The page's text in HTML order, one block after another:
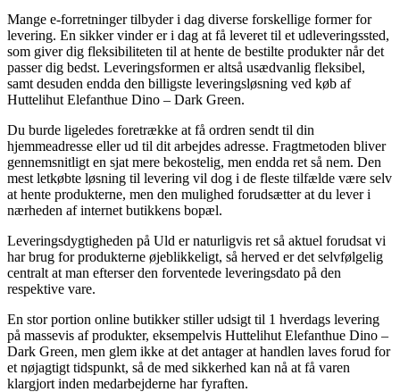
Mange e-forretninger tilbyder i dag diverse forskellige former for
levering. En sikker vinder er i dag at få leveret til et udleveringssted,
som giver dig fleksibiliteten til at hente de bestilte produkter når det
passer dig bedst. Leveringsformen er altså usædvanlig fleksibel,
samt desuden endda den billigste leveringsløsning ved køb af
Huttelihut Elefanthue Dino – Dark Green.
Du burde ligeledes foretrække at få ordren sendt til din
hjemmeadresse eller ud til dit arbejdes adresse. Fragtmetoden bliver
gennemsnitligt en sjat mere bekostelig, men endda ret så nem. Den
mest letkøbte løsning til levering vil dog i de fleste tilfælde være selv
at hente produkterne, men den mulighed forudsætter at du lever i
nærheden af internet butikkens bopæl.
Leveringsdygtigheden på Uld er naturligvis ret så aktuel forudsat vi
har brug for produkterne øjeblikkeligt, så herved er det selvfølgelig
centralt at man efterser den forventede leveringsdato på den
respektive vare.
En stor portion online butikker stiller udsigt til 1 hverdags levering
på massevis af produkter, eksempelvis Huttelihut Elefanthue Dino –
Dark Green, men glem ikke at det antager at handlen laves forud for
et nøjagtigt tidspunkt, så de med sikkerhed kan nå at få varen
klargjort inden medarbejderne har fyraften.